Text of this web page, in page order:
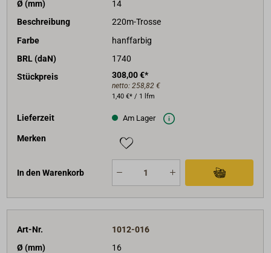
Ø (mm)
14
Beschreibung
220m-Trosse
Farbe
hanffarbig
BRL (daN)
1740
Stückpreis
308,00 €*
netto: 258,82 €
1,40 €* / 1 lfm
Lieferzeit Am Lager
Merken
In den Warenkorb
Art-Nr.
1012-016
Ø (mm)
16